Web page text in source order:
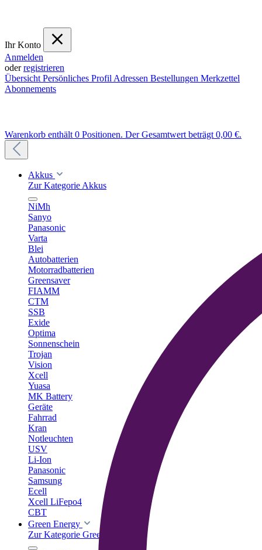
Ihr Konto
Anmelden
oderregistrieren
Übersicht Persönliches Profil Adressen Bestellungen Merkzettel
Abonnements
Warenkorb enthält 0 Positionen. Der Gesamtwert beträgt 0,00 €.
Akkus
Zur Kategorie Akkus
NiMh
Sanyo
Panasonic
Varta
Blei
Autobatterien
Motorradbatterien
Greensaver
FIAMM
CTM
SSB
Exide
Optima
Sonnenschein
Trojan
Vision
Xcell
Yuasa
MK Battery
Geräte
Fahrrad
Kran
Notleuchten
USV
Li-Ion
Panasonic
Samsung
Ecell
Xcell LiFepo4
CBT
Green Energy
Zur Kategorie Green Energy